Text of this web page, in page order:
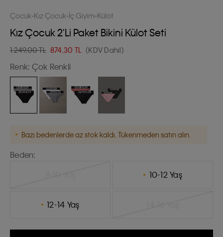
Çocuk Kız Çocuk İç Giyim Külot
Kız Çocuk 2'li Paket Bikini Külot Seti
1.249,00 TL 874,30 TL (KDV Dahil)
Renk: Çok Renkli
Bazı bedenlerde az stok kaldı. Tükenmeden satın alın.
Beden:
10-12 Yaş
12-14 Yaş